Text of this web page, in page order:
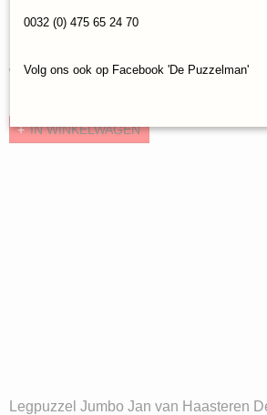
€ 16,95
IN WINKELWAGEN
Legpuzzel Jumbo Jan van Haasteren
0032 (0) 475 65 24 70
Volg ons ook op Facebook 'De Puzzelman'